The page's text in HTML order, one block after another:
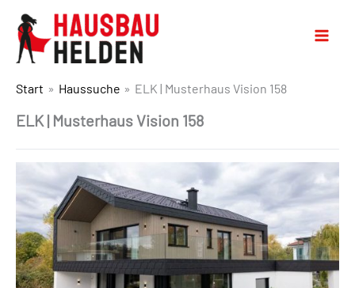
Start Haussuche ELK | Musterhaus Vision 158
ELK | Musterhaus Vision 158